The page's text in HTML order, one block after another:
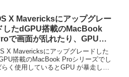
X Mavericksにアップグレー
したdGPU搭載のMacBook
で画面が乱れたり、GPU
を起こし再起動する不具
？
X Mavericksにアップグレードした
搭載のMacBook Proシリーズでし
らく使用しているとGPU が暴走し